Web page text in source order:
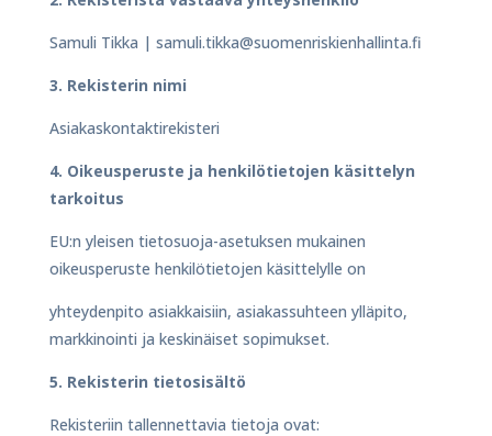
Samuli Tikka | samuli.tikka@suomenriskienhallinta.fi
3. Rekisterin nimi
Asiakaskontaktirekisteri
4. Oikeusperuste ja henkilötietojen käsittelyn
tarkoitus
EU:n yleisen tietosuoja-asetuksen mukainen
oikeusperuste henkilötietojen käsittelylle on
yhteydenpito asiakkaisiin, asiakassuhteen ylläpito,
markkinointi ja keskinäiset sopimukset.
5. Rekisterin tietosisältö
Rekisteriin tallennettavia tietoja ovat: